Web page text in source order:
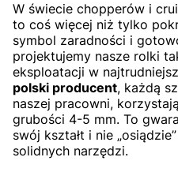
W świecie chopperów i
to coś więcej niż tylko
symbol zaradności i
projektujemy nasze rolki
eksploatacji w
polski producent, każdą
naszej pracowni,
grubości 4-5 mm. To
swój kształt i nie
solidnych narzędzi.